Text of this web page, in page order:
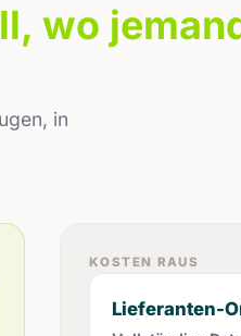
wo
in
KOSTEN RAUS
Lieferanten-